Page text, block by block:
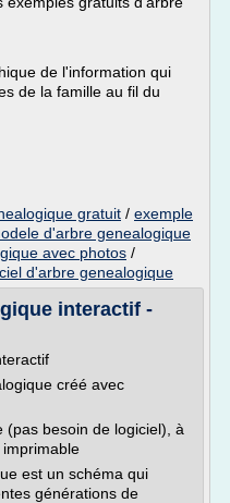
de l'information qui
de la famille au fil du
gratuit / exemple
d'arbre genealogique
avec photos /
d'arbre genealogique
interactif -
créé avec
(pas besoin de logiciel), à
est un schéma qui
générations de